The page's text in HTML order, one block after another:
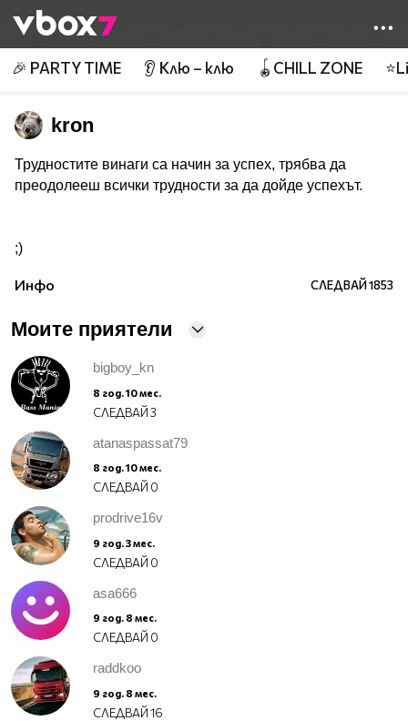
👾
🎉 PARTY TIME 👂 Клю – клю 🪀CHILL ZONE
kron
Трудностите винаги са начин за успех, трябва да
преодолееш всички трудности за да дойде успехът.
;)
Инфо СЛЕДВАЙ1853
Моите приятели
bigboy_kn
8 год. 10 мес.
СЛЕДВАЙ3
atanaspassat79
8 год. 10 мес.
СЛЕДВАЙ 0
prodrive16v
9 год. 3 мес.
СЛЕДВАЙ 0
asa666
9 год. 8 мес.
СЛЕДВАЙ 0
raddkoo
9 год. 8 мес.
СЛЕДВАЙ16